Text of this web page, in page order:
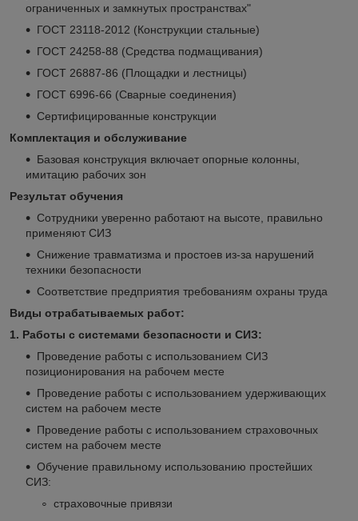
ограниченных и замкнутых пространствах"
ГОСТ 23118-2012 (Конструкции стальные)
ГОСТ 24258-88 (Средства подмащивания)
ГОСТ 26887-86 (Площадки и лестницы)
ГОСТ 6996-66 (Сварные соединения)
Сертифицированные конструкции
Комплектация и обслуживание
Базовая конструкция включает опорные колонны,
имитацию рабочих зон
Результат обучения
Сотрудники уверенно работают на высоте, правильно
применяют СИЗ
Снижение травматизма и простоев из-за нарушений
техники безопасности
Соответствие предприятия требованиям охраны труда
Виды отрабатываемых работ:
1. Работы с системами безопасности и СИЗ:
Проведение работы с использованием СИЗ
позиционирования на рабочем месте
Проведение работы с использованием удерживающих
систем на рабочем месте
Проведение работы с использованием страховочных
систем на рабочем месте
Обучение правильному использованию простейших
СИЗ:
страховочные привязи